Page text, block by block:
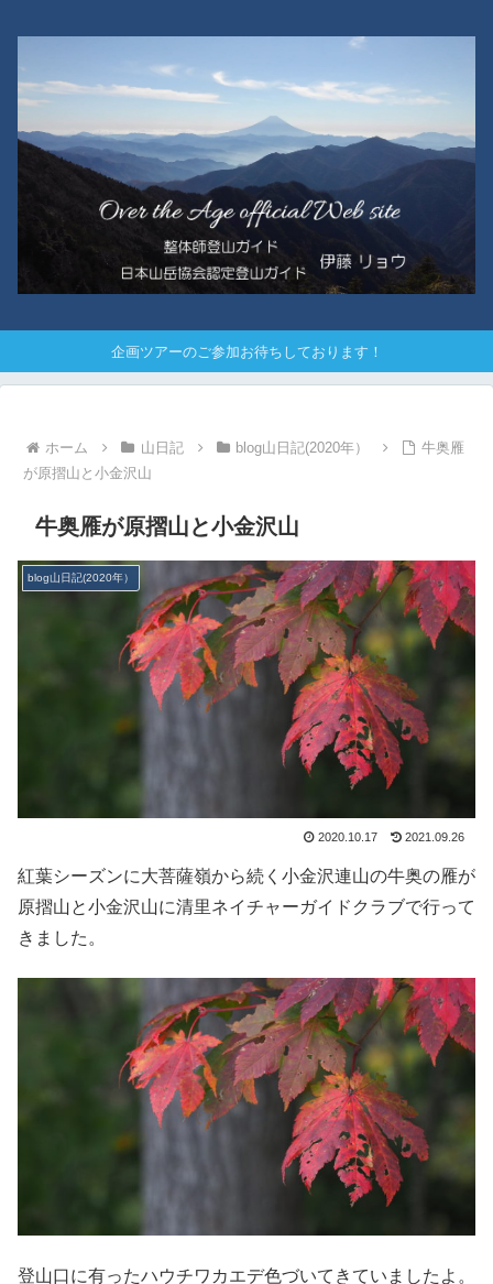
企画ツアーのご参加お待ちしております！
ホーム 山日記 blog山日記(2020年）
牛奥雁
が原摺山と小金沢山
牛奥雁が原摺山と小金沢山
blog山日記(2020年）
2020.10.17 2021.09.26
紅葉シーズンに大菩薩嶺から続く小金沢連山の牛奥の雁が
原摺山と小金沢山に清里ネイチャーガイドクラブで行って
きました。
登山口に有ったハウチワカエデ色づいてきていましたよ。